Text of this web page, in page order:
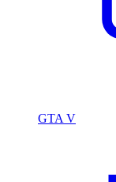
GTA V